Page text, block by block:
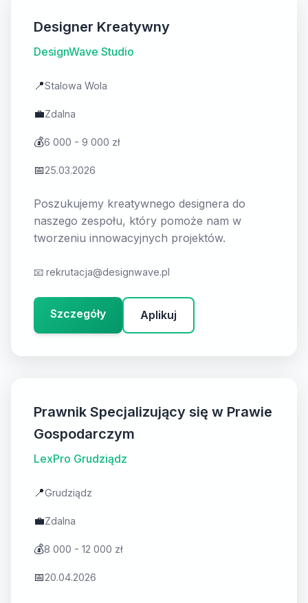
Designer Kreatywny
DesignWave Studio
📍Stalowa Wola
💼Zdalna
💰6 000 - 9 000 zł
📅25.03.2026
Poszukujemy kreatywnego designera do
naszego zespołu, który pomoże nam w
tworzeniu innowacyjnych projektów.
📧 rekrutacja@designwave.pl
Szczegóły Aplikuj
Prawnik Specjalizujący się w Prawie
Gospodarczym
LexPro Grudziądz
📍Grudziądz
💼Zdalna
💰8 000 - 12 000 zł
📅20.04.2026